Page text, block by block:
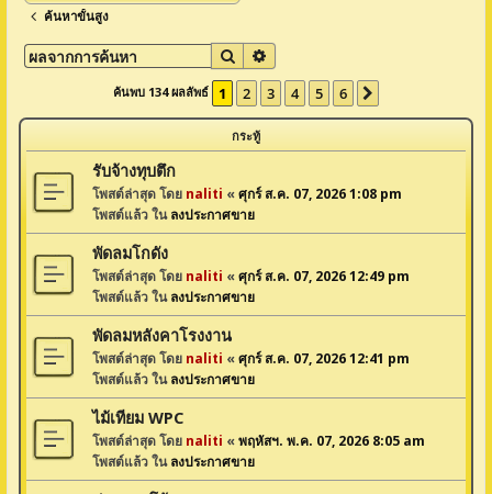
ค้นหาขั้นสูง
ค้นหา
ค้นพบ 134 ผลลัพธ์ 1 2 3 4 5 6
กระทู้
รับจ้างทุบตึก
โพสต์ล่าสุด โดย naliti «ศุกร์ ส.ค. 07, 2026 1:08 pm
โพสต์แล้ว ในลงประกาศขาย
พัดลมโกดัง
โพสต์ล่าสุด โดย naliti «ศุกร์ ส.ค. 07, 2026 12:49 pm
โพสต์แล้ว ในลงประกาศขาย
พัดลมหลังคาโรงงาน
โพสต์ล่าสุด โดย naliti «ศุกร์ ส.ค. 07, 2026 12:41 pm
โพสต์แล้ว ในลงประกาศขาย
ไม้เทียม WPC
โพสต์ล่าสุด โดย naliti «พฤหัสฯ. พ.ค. 07, 2026 8:05 am
โพสต์แล้ว ในลงประกาศขาย